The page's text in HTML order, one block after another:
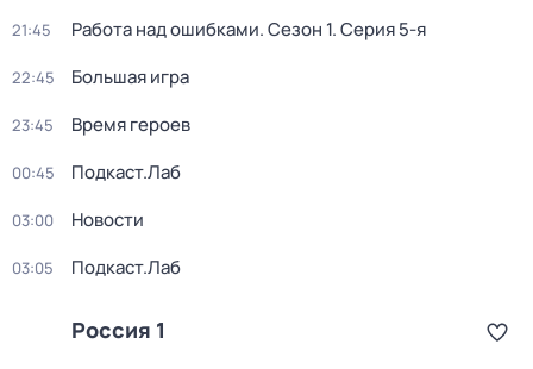
21:45 Работа над ошибками. Сезон 1. Серия 5-я
22:45 Большая игра
23:45 Время героев
00:45 Подкаст.Лаб
03:00 Новости
03:05 Подкаст.Лаб
Россия 1